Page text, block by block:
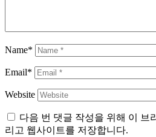
Name*
Email*
Website
다음 번 댓글 작성을 위해 이 브
리고 웹사이트를 저장합니다.